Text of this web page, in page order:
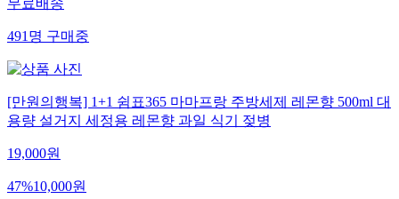
무료배송
491명구매중
[만원의행복] 1+1 쉼표365 마마프랑 주방세제 레몬향 500ml 대
용량 설거지 세정용 레몬향 과일 식기 젖병
19,000원
47%10,000원